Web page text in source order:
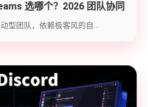
选哪个？2026 团队协同
型团队，依赖极客风的自...